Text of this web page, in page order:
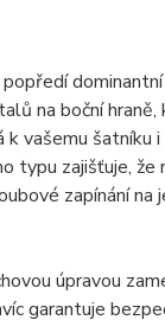
na boční
vašemu šatníku
typu zajišťuje,
zapínání
úpravou
garantuje